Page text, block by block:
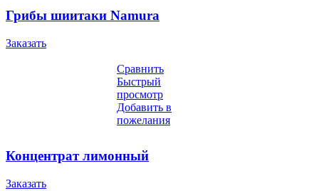
Грибы шиитаки Namura
Заказать
Сравнить
Быстрый
просмотр
Добавить в
пожелания
Концентрат лимонный
Заказать